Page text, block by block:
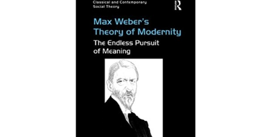
登輝時代
數學女孩：黎曼猜想
偉大的迷走神經